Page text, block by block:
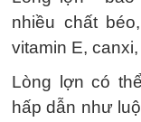
nhiều chất
vitamin E,
Lòng lợn có
hấp dẫn như